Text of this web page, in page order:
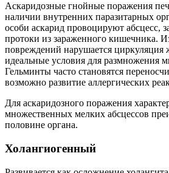
Аскаридозные гнойные поражения
наличии внутренних паразитарных
особи аскарид провоцируют абсцесс,
протоки из зараженного кишечника.
повреждений нарушается циркуляция
идеальные условия для размножения
Гельминты часто становятся
возможно развитие аллергических
Для аскаридозного поражения
множественных мелких абсцессов
половине органа.
Холангиогенный